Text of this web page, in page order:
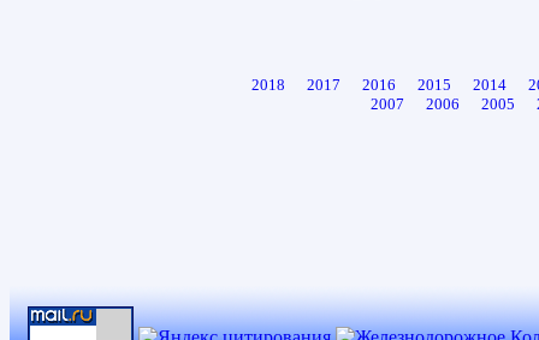
2018 2017 2016 2015 2014
2007
2006 2005